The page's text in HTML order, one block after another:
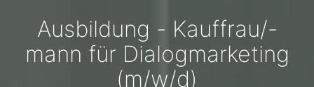
Ausbildung - Kauffrau/-
mann für Dialogmarketing
(m/w/d)